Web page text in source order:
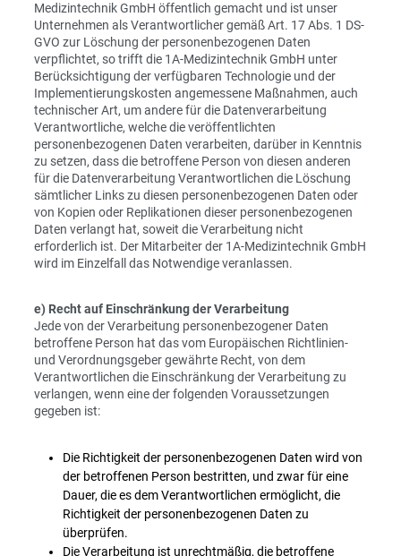
Medizintechnik GmbH öffentlich gemacht und ist unser
Unternehmen als Verantwortlicher gemäß Art. 17 Abs. 1 DS-
GVO zur Löschung der personenbezogenen Daten
verpflichtet, so trifft die 1A-Medizintechnik GmbH unter
Berücksichtigung der verfügbaren Technologie und der
Implementierungskosten angemessene Maßnahmen, auch
technischer Art, um andere für die Datenverarbeitung
Verantwortliche, welche die veröffentlichten
personenbezogenen Daten verarbeiten, darüber in Kenntnis
zu setzen, dass die betroffene Person von diesen anderen
für die Datenverarbeitung Verantwortlichen die Löschung
sämtlicher Links zu diesen personenbezogenen Daten oder
von Kopien oder Replikationen dieser personenbezogenen
Daten verlangt hat, soweit die Verarbeitung nicht
erforderlich ist. Der Mitarbeiter der 1A-Medizintechnik GmbH
wird im Einzelfall das Notwendige veranlassen.
e) Recht auf Einschränkung der Verarbeitung
Jede von der Verarbeitung personenbezogener Daten
betroffene Person hat das vom Europäischen Richtlinien-
und Verordnungsgeber gewährte Recht, von dem
Verantwortlichen die Einschränkung der Verarbeitung zu
verlangen, wenn eine der folgenden Voraussetzungen
gegeben ist:
Die Richtigkeit der personenbezogenen Daten wird von
der betroffenen Person bestritten, und zwar für eine
Dauer, die es dem Verantwortlichen ermöglicht, die
Richtigkeit der personenbezogenen Daten zu
überprüfen.
Die Verarbeitung ist unrechtmäßig, die betroffene